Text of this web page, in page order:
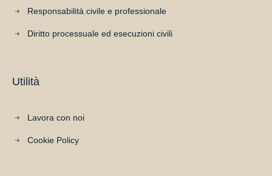
Responsabilità civile e professionale
Diritto processuale ed esecuzioni civili
Utilità
Lavora con noi
Cookie Policy